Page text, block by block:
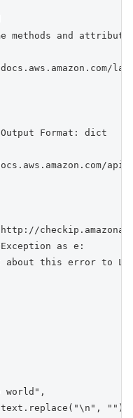
methods and
Format: dict
as e:
about this error to
world",
"")